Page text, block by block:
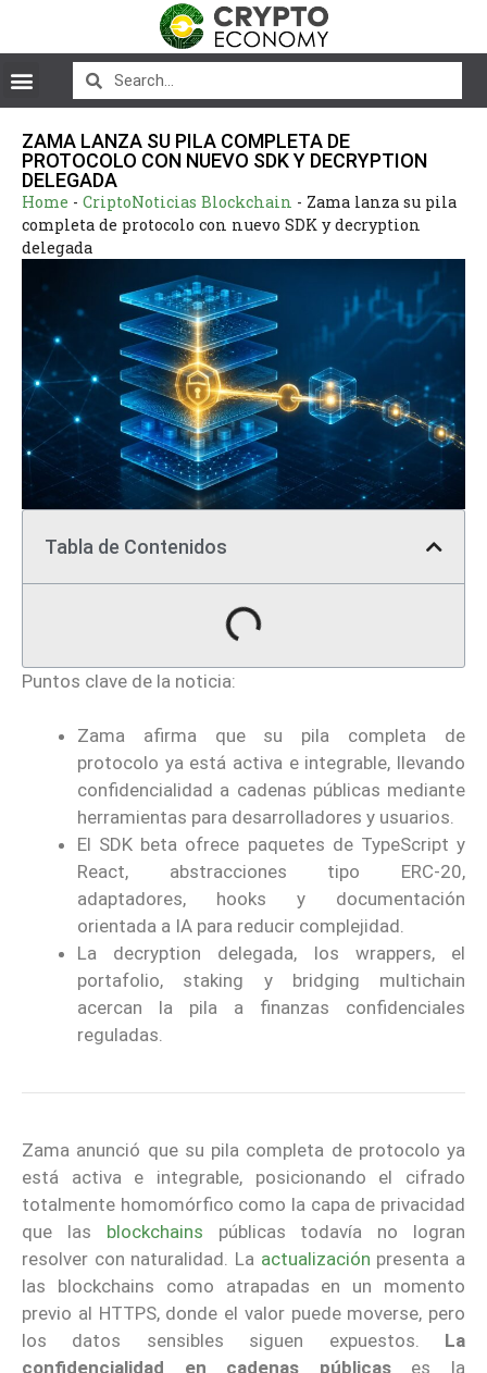
ZAMA LANZA SU PILA COMPLETA DE
PROTOCOLO CON NUEVO SDK Y DECRYPTION
DELEGADA
Home - CriptoNoticias Blockchain - Zama lanza su pila
completa de protocolo con nuevo SDK y decryption
delegada
Tabla de Contenidos
Puntos clave de la noticia:
Zama afirma que su pila completa de
protocolo ya está activa e integrable, llevando
confidencialidad a cadenas públicas mediante
herramientas para desarrolladores y usuarios.
El SDK beta ofrece paquetes de TypeScript y
React, abstracciones tipo ERC-20,
adaptadores, hooks y documentación
orientada a IA para reducir complejidad.
La decryption delegada, los wrappers, el
portafolio, staking y bridging multichain
acercan la pila a finanzas confidenciales
reguladas.
Zama anunció que su pila completa de protocolo ya
está activa e integrable, posicionando el cifrado
totalmente homomórfico como la capa de privacidad
que las blockchains públicas todavía no logran
resolver con naturalidad. La actualización presenta a
las blockchains como atrapadas en un momento
previo al HTTPS, donde el valor puede moverse, pero
los datos sensibles siguen expuestos. La
confidencialidad en cadenas públicases la